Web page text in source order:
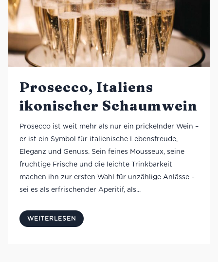
Prosecco, Italiens
ikonischer Schaumwein
Prosecco ist weit mehr als nur ein prickelnder Wein –
er ist ein Symbol für italienische Lebensfreude,
Eleganz und Genuss. Sein feines Mousseux, seine
fruchtige Frische und die leichte Trinkbarkeit
machen ihn zur ersten Wahl für unzählige Anlässe –
sei es als erfrischender Aperitif, als...
WEITERLESEN